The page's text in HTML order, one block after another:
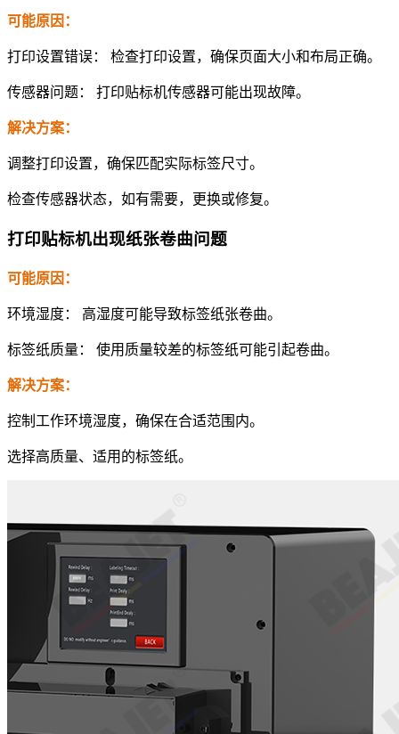
可能原因：
打印设置错误： 检查打印设置，确保页面大小和布局正确。
传感器问题： 打印贴标机传感器可能出现故障。
解决方案：
调整打印设置，确保匹配实际标签尺寸。
检查传感器状态，如有需要，更换或修复。
打印贴标机出现纸张卷曲问题
可能原因：
环境湿度： 高湿度可能导致标签纸张卷曲。
标签纸质量： 使用质量较差的标签纸可能引起卷曲。
解决方案：
控制工作环境湿度，确保在合适范围内。
选择高质量、适用的标签纸。